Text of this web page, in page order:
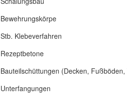
Bewehrungskörpe
Stb. Klebeverfahren
Rezeptbetone
Bauteilschüttungen (Decken,
Unterfangungen